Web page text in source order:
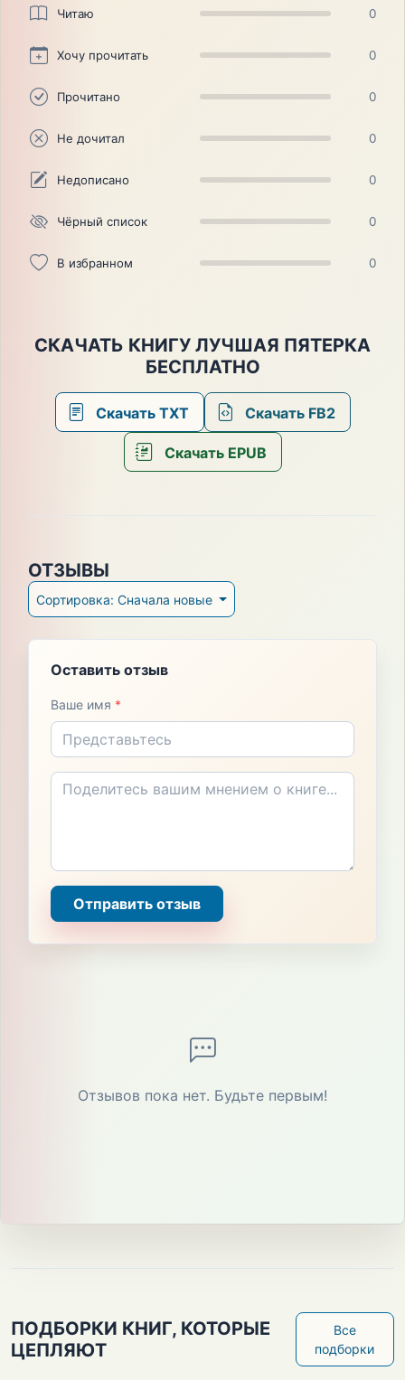
Читаю 0
Хочу прочитать 0
Прочитано 0
Не дочитал 0
Недописано 0
Чёрный список 0
В избранном 0
СКАЧАТЬ КНИГУ ЛУЧШАЯ ПЯТЕРКА
БЕСПЛАТНО
Скачать TXT Скачать FB2
Скачать EPUB
ОТЗЫВЫ
Сортировка: Сначала новые
Оставить отзыв
Ваше имя *
Отправить отзыв
Отзывов пока нет. Будьте первым!
ПОДБОРКИ КНИГ, КОТОРЫЕ
ЦЕПЛЯЮТ
Все
подборки